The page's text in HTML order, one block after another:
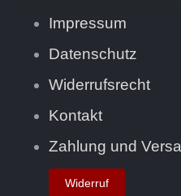
Impressum
Datenschutz
Widerrufsrecht
Kontakt
Zahlung und
Widerruf